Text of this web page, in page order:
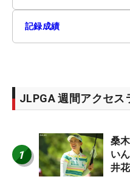
記録成績
JLPGA 週間アクセス
1
桑
い
井